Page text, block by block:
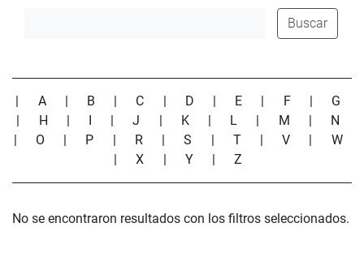
Buscar
| A | B | C | D | E | F | G
| H | I |J | K | L | M | N
| O | P | R |S | T |V | W
|X | Y |Z
No se encontraron resultados con los filtros seleccionados.